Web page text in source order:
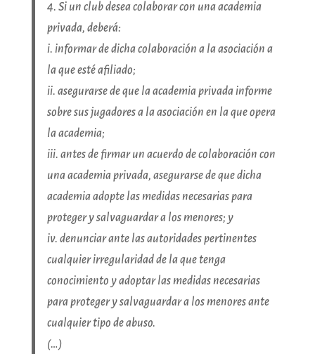
4. Si un club desea colaborar con una academia
privada, deberá:
i. informar de dicha colaboración a la asociación a
la que esté afiliado;
ii. asegurarse de que la academia privada informe
sobre sus jugadores a la asociación en la que opera
la academia;
iii. antes de firmar un acuerdo de colaboración con
una academia privada, asegurarse de que dicha
academia adopte las medidas necesarias para
proteger y salvaguardar a los menores; y
iv. denunciar ante las autoridades pertinentes
cualquier irregularidad de la que tenga
conocimiento y adoptar las medidas necesarias
para proteger y salvaguardar a los menores ante
cualquier tipo de abuso.
(…)